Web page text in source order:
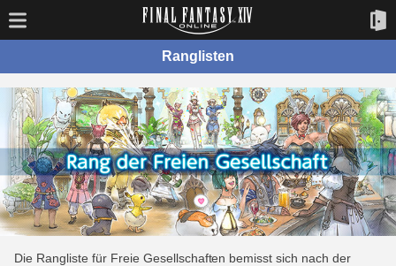
Ranglisten
Die Rangliste für Freie Gesellschaften bemisst sich nach der